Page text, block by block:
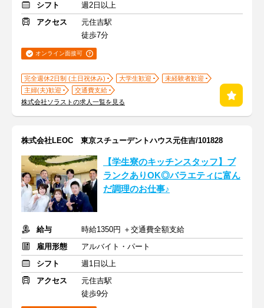
シフト
週2日以上
アクセス
元住吉駅
徒歩7分
オンライン面接可
完全週休2日制 (土日祝休み) 大学生歓迎
未経験者歓迎
主婦(夫)歓迎
交通費支給
株式会社ソラストの求人一覧を見る
株式会社LEOC 東京スチューデントハウス元住吉/101828
【学生寮のキッチンスタッフ】ブ
ランクありOK◎バラエティに富ん
だ調理のお仕事♪
給与
時給1350円 ＋交通費全額支給
雇用形態
アルバイト・パート
シフト
週1日以上
アクセス
元住吉駅
徒歩9分